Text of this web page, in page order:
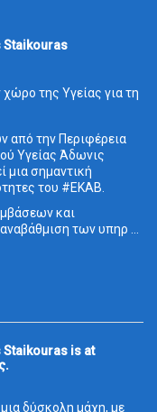
Staikouras
της Υγείας για τη
την Περιφέρεια
Υγείας Άδωνις
μια σημαντική
του #ΕΚΑΒ
και
των υπηρ
Staikouras is at
δύσκολη μάχη, με